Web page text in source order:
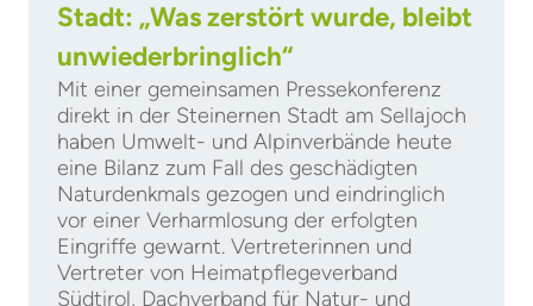
Stadt: „Was zerstört wurde, bleibt
unwiederbringlich“
Mit einer gemeinsamen Pressekonferenz
direkt in der Steinernen Stadt am Sellajoch
haben Umwelt- und Alpinverbände heute
eine Bilanz zum Fall des geschädigten
Naturdenkmals gezogen und eindringlich
vor einer Verharmlosung der erfolgten
Eingriffe gewarnt. Vertreterinnen und
Vertreter von Heimatpflegeverband
Südtirol, Dachverband für Natur- und